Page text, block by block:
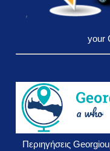
your
Περιηγήσεις